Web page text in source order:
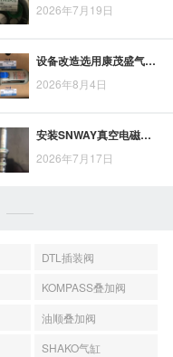
2026年7月19日
设备改造选用康茂盛气缸品牌：安装尺寸、行程与气口位置的核对要点
2026年8月4日
安装SNWAY真空电磁阀时，方向、密封与管路清洁应逐一核对
2026年7月17日
DTL插装阀
KOMPASS叠加阀
油顺叠加阀
SHAKO气缸